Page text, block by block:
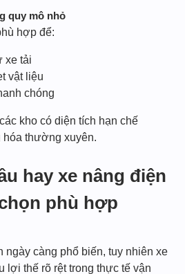
quy mô nhỏ
hợp để:
xe tải
vật liệu
chóng
kho có diện tích hạn chế
thường xuyên.
hay xe nâng điện
phù hợp
ngày càng phổ biến, tuy nhiên xe
lợi thế rõ rệt trong thực tế vận